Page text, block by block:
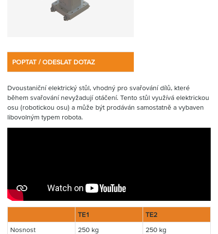
POPTAT / ODESLAT DOTAZ
Dvoustaniční elektrický stůl, vhodný pro svařování dílů, které
během svařování nevyžadují otáčení. Tento stůl využívá elektrickou
osu (robotickou osu) a může být prodáván samostatně a vybaven
libovolným typem robota.
TE1
TE2
Nosnost
250 kg
250 kg